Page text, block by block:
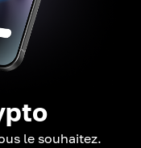
le souhaitez.